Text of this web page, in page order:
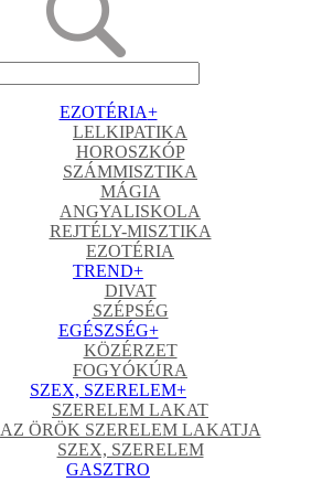
EZOTÉRIA+
LELKIPATIKA
HOROSZKÓP
SZÁMMISZTIKA
MÁGIA
ANGYALISKOLA
REJTÉLY-MISZTIKA
EZOTÉRIA
TREND+
DIVAT
SZÉPSÉG
EGÉSZSÉG+
KÖZÉRZET
FOGYÓKÚRA
SZEX, SZERELEM+
SZERELEM LAKAT
AZ ÖRÖK SZERELEM LAKATJA
SZEX, SZERELEM
GASZTRO